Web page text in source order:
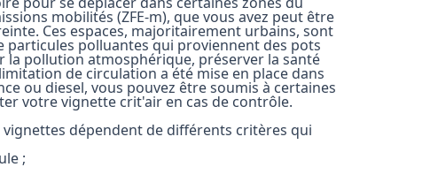
mobilités (ZFE-m), que vous avez peut être
Ces espaces, majoritairement urbains, sont
polluantes qui proviennent des pots
la pollution atmosphérique, préserver la santé
de circulation a été mise en place dans
ou diesel, vous pouvez être soumis à certaines
votre vignette crit'air en cas de contrôle.
vignettes dépendent de différents critères qui
;